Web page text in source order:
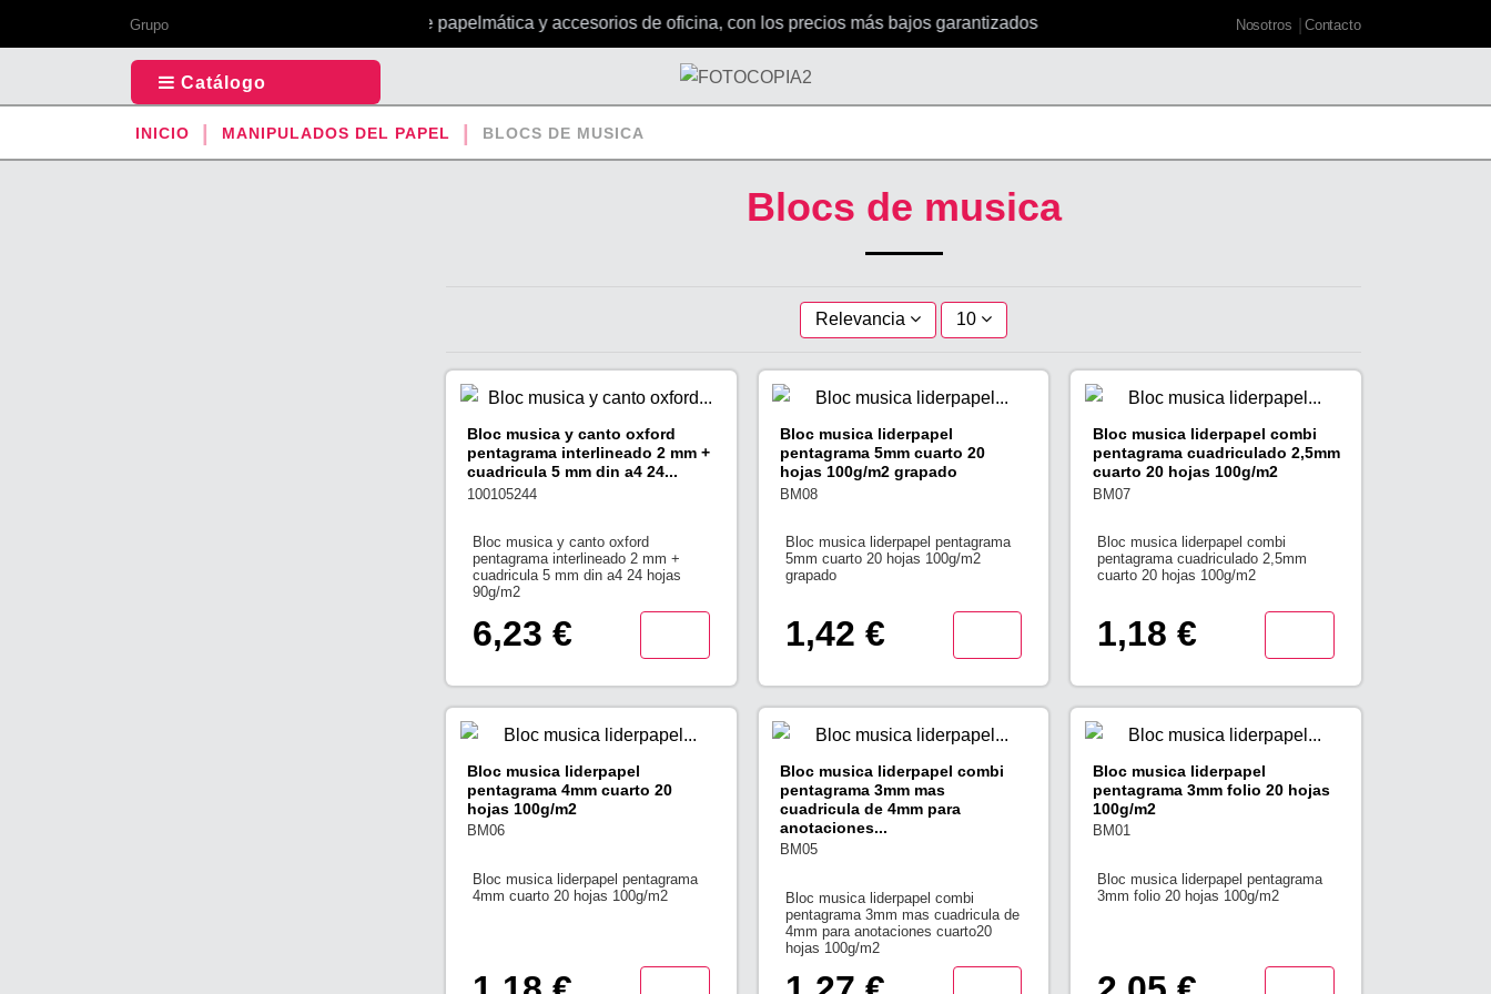
Grupo Tu todo en 1 de papelmática y accesorios de oficina, con los precios más bajos garantizados Nosotros Contacto
Catálogo
INICIO MANIPULADOS DEL PAPEL BLOCS DE MUSICA
Blocs de musica
Relevancia 10
Bloc musica y canto oxford
pentagrama interlineado 2 mm +
cuadricula 5 mm din a4 24...
100105244
Bloc musica y canto oxford
pentagrama interlineado 2 mm +
cuadricula 5 mm din a4 24 hojas
90g/m2
6,23 €
Bloc musica liderpapel
pentagrama 5mm cuarto 20
hojas 100g/m2 grapado
BM08
Bloc musica liderpapel pentagrama
5mm cuarto 20 hojas 100g/m2
grapado
1,42 €
Bloc musica liderpapel combi
pentagrama cuadriculado 2,5mm
cuarto 20 hojas 100g/m2
BM07
Bloc musica liderpapel combi
pentagrama cuadriculado 2,5mm
cuarto 20 hojas 100g/m2
1,18 €
Bloc musica liderpapel
pentagrama 4mm cuarto 20
hojas 100g/m2
BM06
Bloc musica liderpapel pentagrama
4mm cuarto 20 hojas 100g/m2
Bloc musica liderpapel combi
pentagrama 3mm mas
cuadricula de 4mm para
anotaciones...
BM05
Bloc musica liderpapel combi
pentagrama 3mm mas cuadricula de
4mm para anotaciones cuarto20
hojas 100g/m2
Bloc musica liderpapel
pentagrama 3mm folio 20 hojas
100g/m2
BM01
Bloc musica liderpapel pentagrama
3mm folio 20 hojas 100g/m2